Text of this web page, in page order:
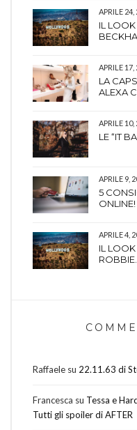
APRILE 24,
IL LOOK
APRILE 17,
LA
ALEXA
APRILE 10,
LE “IT
APRILE 9,
5
ONLINE!
APRILE 4,
IL LOOK
ROBBIE.
Raffaele su 22.11.63 di
Francesca su Tessa e
Tutti gli spoiler di AFTER